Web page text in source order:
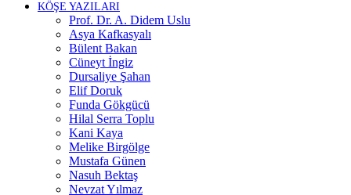
KÖŞE YAZILARI
Prof. Dr. A. Didem Uslu
Asya Kafkasyalı
Bülent Bakan
Cüneyt İngiz
Dursaliye Şahan
Elif Doruk
Funda Gökgücü
Hilal Serra Toplu
Kani Kaya
Melike Birgölge
Mustafa Günen
Nasuh Bektaş
Nevzat Yılmaz